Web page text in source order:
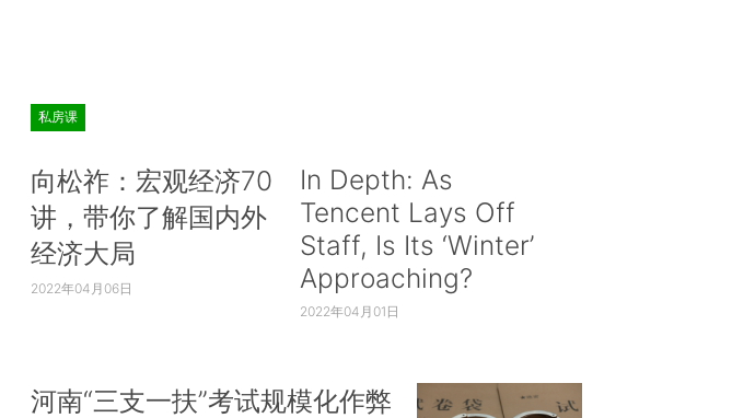
私房课
向松祚：宏观经济70
讲，带你了解国内外
经济大局
2022年04月06日
In Depth: As
Tencent Lays Off
Staff, Is Its ‘Winter’
Approaching?
2022年04月01日
河南“三支一扶”考试规模化作弊